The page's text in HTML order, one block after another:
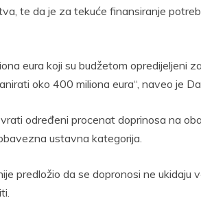
te da je za tekuće finansiranje
eura koji su budžetom opredijeljeni
oko 400 miliona eura“, naveo je
određeni procenat doprinosa na
ustavna kategorija.
predložio da se dopronosi ne ukidaju